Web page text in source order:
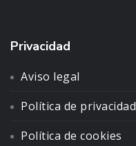
Privacidad
Aviso legal
Política de privacidad
Política de cookies